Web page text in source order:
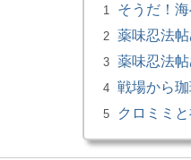
1
そうだ！
2 薬味忍法
3 薬味忍法
4 戦場から
5 クロミミ